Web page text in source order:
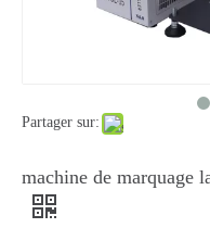
Partager sur:
machine de marquage